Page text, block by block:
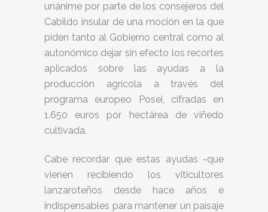
unánime por parte de los consejeros del
Cabildo insular de una moción en la que
piden tanto al Gobierno central como al
autonómico dejar sin efecto los recortes
aplicados sobre las ayudas a la
producción agrícola a través del
programa europeo Posei, cifradas en
1.650 euros por hectárea de viñedo
cultivada.
Cabe recordar que estas ayudas -que
vienen recibiendo los viticultores
lanzaroteños desde hace años e
indispensables para mantener un paisaje